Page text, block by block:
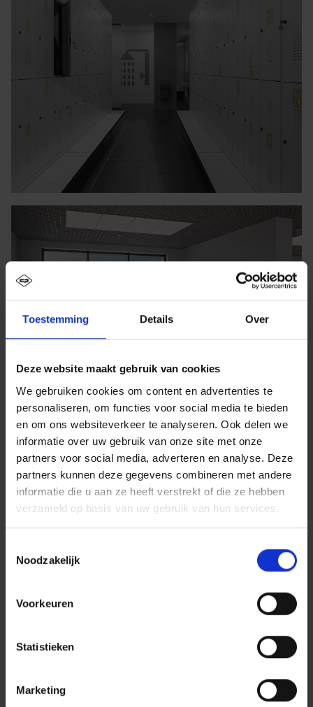
Toestemming Details Over
Deze website maakt gebruik van cookies
We gebruiken cookies om content en advertenties te
personaliseren, om functies voor social media te bieden
en om ons websiteverkeer te analyseren. Ook delen we
informatie over uw gebruik van onze site met onze
partners voor social media, adverteren en analyse. Deze
partners kunnen deze gegevens combineren met andere
informatie die u aan ze heeft verstrekt of die ze hebben
verzameld op basis van uw gebruik van hun services.
Noodzakelijk
Voorkeuren
Statistieken
Marketing